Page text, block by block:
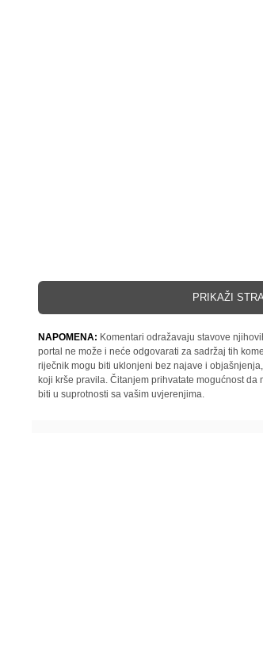
PRIKAŽI
NAPOMENA: Komentari odražavaju stavove
portal ne može i neće odgovarati za sadržaj tih
riječnik mogu biti uklonjeni bez najave i
koji krše pravila. Čitanjem prihvatate mogućnost
biti u suprotnosti sa vašim uvjerenjima.